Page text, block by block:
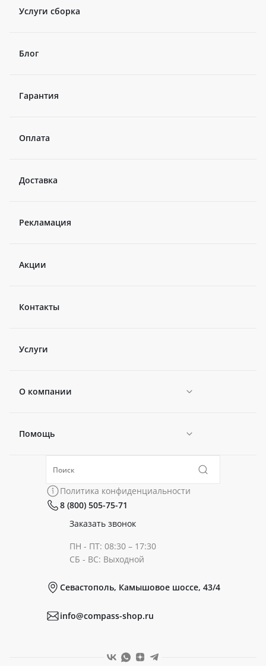
Услуги сборка
Блог
Гарантия
Оплата
Доставка
Рекламация
Акции
Контакты
Услуги
О компании
Новости
Политика конфиденциальности
Помощь
Коллекции
Политика конфиденциальности
8 (800) 505-75-71
Заказать звонок
ПН - ПТ: 08:30 – 17:30
СБ - ВС: Выходной
Севастополь, Камышовое шоссе, 43/4
info@compass-shop.ru